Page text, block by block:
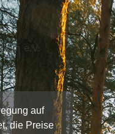
auf
die Preise